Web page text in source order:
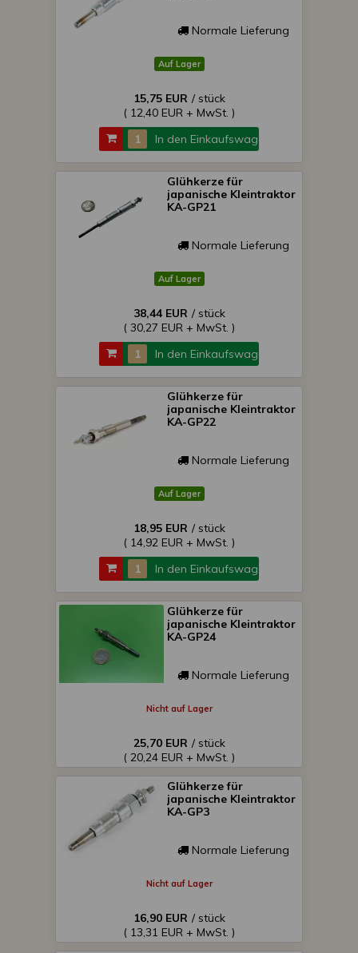
Normale Lieferung
Auf Lager
15,75 EUR / stück
( 12,40 EUR + MwSt. )
In den Einkaufswagen
Glühkerze für
japanische Kleintraktor
KA-GP21
Normale Lieferung
Auf Lager
38,44 EUR / stück
( 30,27 EUR + MwSt. )
In den Einkaufswagen
Glühkerze für
japanische Kleintraktor
KA-GP22
Normale Lieferung
Auf Lager
18,95 EUR / stück
( 14,92 EUR + MwSt. )
In den Einkaufswagen
Glühkerze für
japanische Kleintraktor
KA-GP24
Normale Lieferung
Nicht auf Lager
25,70 EUR / stück
( 20,24 EUR + MwSt. )
Glühkerze für
japanische Kleintraktor
KA-GP3
Normale Lieferung
Nicht auf Lager
16,90 EUR / stück
( 13,31 EUR + MwSt. )